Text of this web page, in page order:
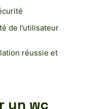
de l’utilisateur
réussie et
un wc